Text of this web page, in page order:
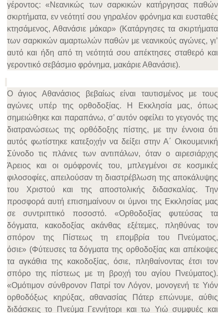
γέροντος: «Νεανικώς των σαρκικών κατήργησας παθών
σκιρτήματα, εν νεότητί σου γηραλέον φρόνημα και ευσταθές
κτησάμενος, Αθανάσιε μάκαρ» (Κατάργησες τα σκιρτήματα
των σαρκικών αμαρτωλών παθών με νεανικούς αγώνες, γι’
αυτό και ήδη από τη νεότητά σου απέκτησες σταθερό και
γεροντικό σεβάσμιο φρόνημα, μακάριε Αθανάσιε).
Ο άγιος Αθανάσιος βεβαίως είναι ταυτισμένος με τους
αγώνες υπέρ της ορθοδοξίας. Η Εκκλησία μας, όπως
σημειώθηκε και παραπάνω, σ’ αυτόν οφείλει το γεγονός της
διατρανώσεως της ορθόδοξης πίστης, με την έννοια ότι
αυτός φωτίστηκε κατεξοχήν να δείξει στην Α΄ Οικουμενική
Σύνοδο τις πλάνες των αντιπάλων, όταν ο αιρεσιάρχης
Άρειος και οι ομόφρονές του, μπλεγμένοι σε κοσμικές
φιλοσοφίες, απειλούσαν τη διαστρέβλωση της αποκάλυψης
του Χριστού και της αποστολικής διδασκαλίας. Την
προσφορά αυτή επισημαίνουν οι ύμνοι της Εκκλησίας μας
σε συντριπτικό ποσοστό. «Ορθοδοξίας φυτεύσας τα
δόγματα, κακοδοξίας ακάνθας εξέτεμες, πληθύνας τον
σπόρον της Πίστεως τη επομβρία του Πνεύματος,
όσιε» (Φύτευσες τα δόγματα της ορθοδοξίας και απέκοψες
τα αγκάθια της κακοδοξίας, όσιε, πληθαίνοντας έτσι τον
σπόρο της πίστεως με τη βροχή του αγίου Πνεύματος).
«Ομότιμον σύνθρονον Πατρί τον Λόγον, μονογενή τε Υιόν
ορθοδόξως κηρύξας, αθανασίας Πάτερ επώνυμε, αύθις
διδάσκεις το Πνεύμα Γεννήτορι και τω Υιώ συμφυές και